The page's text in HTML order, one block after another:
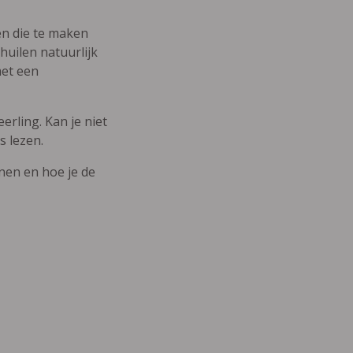
die te maken
natuurlijk
een
Kan je niet
lezen.
en hoe je de